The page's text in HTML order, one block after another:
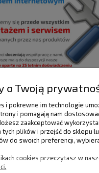
POMOC
DOSTAWA I PŁATNOŚCI
o Twoją
i pokrewne im technologie
i pomagają nam
zaakceptować
tych plików i przejść do sklepu
do swoich preferencji,
cookies przeczytasz w